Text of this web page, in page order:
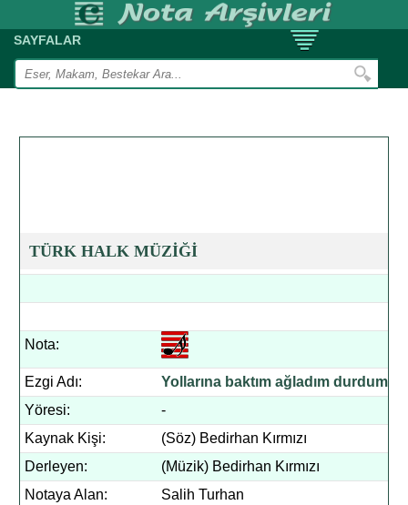
SAYFALAR
TÜRK HALK MÜZİĞİ
Nota:
Ezgi Adı:
Yollarına baktım ağladım durdum
Yöresi:
-
Kaynak Kişi:
(Söz) Bedirhan Kırmızı
Derleyen:
(Müzik) Bedirhan Kırmızı
Notaya Alan:
Salih Turhan